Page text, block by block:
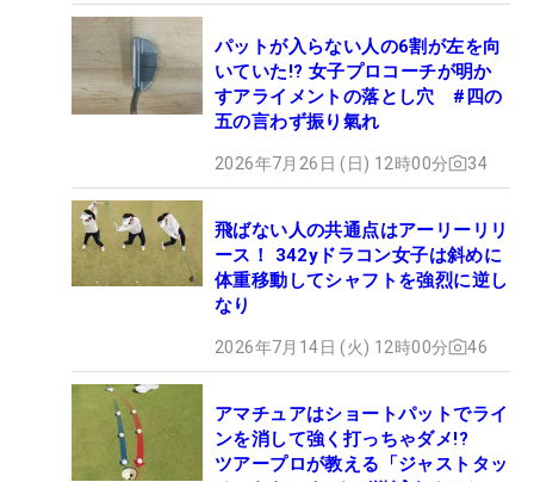
パットが入らない人の6割が左を向
いていた!? 女子プロコーチが明か
すアライメントの落とし穴 #四の
五の言わず振り氣れ
2026年7月26日 (日) 12時00分 34
飛ばない人の共通点はアーリーリリ
ース！ 342yドラコン女子は斜めに
体重移動してシャフトを強烈に逆し
なり
2026年7月14日 (火) 12時00分 46
アマチュアはショートパットでライ
ンを消して強く打っちゃダメ!?
ツアープロが教える「ジャストタッ